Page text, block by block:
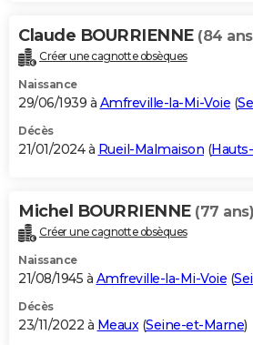
Claude BOURRIENNE (84
Créer une cagnotte obsèques
Naissance
29/06/1939 à Amfreville-la-Mi-Voie (
Décès
21/01/2024 à Rueil-Malmaison (
Michel BOURRIENNE (77 ans)
Créer une cagnotte obsèques
Naissance
21/08/1945 à Amfreville-la-Mi-Voie (
Décès
23/11/2022 à Meaux(Seine-et-Marne)